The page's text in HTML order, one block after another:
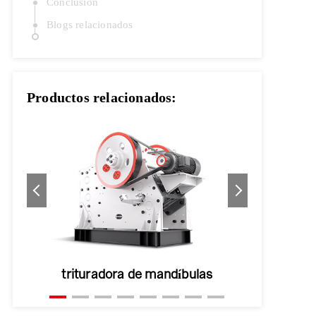
Blogs relacionados
Productos relacionados:
trituradora de cono hidraulica